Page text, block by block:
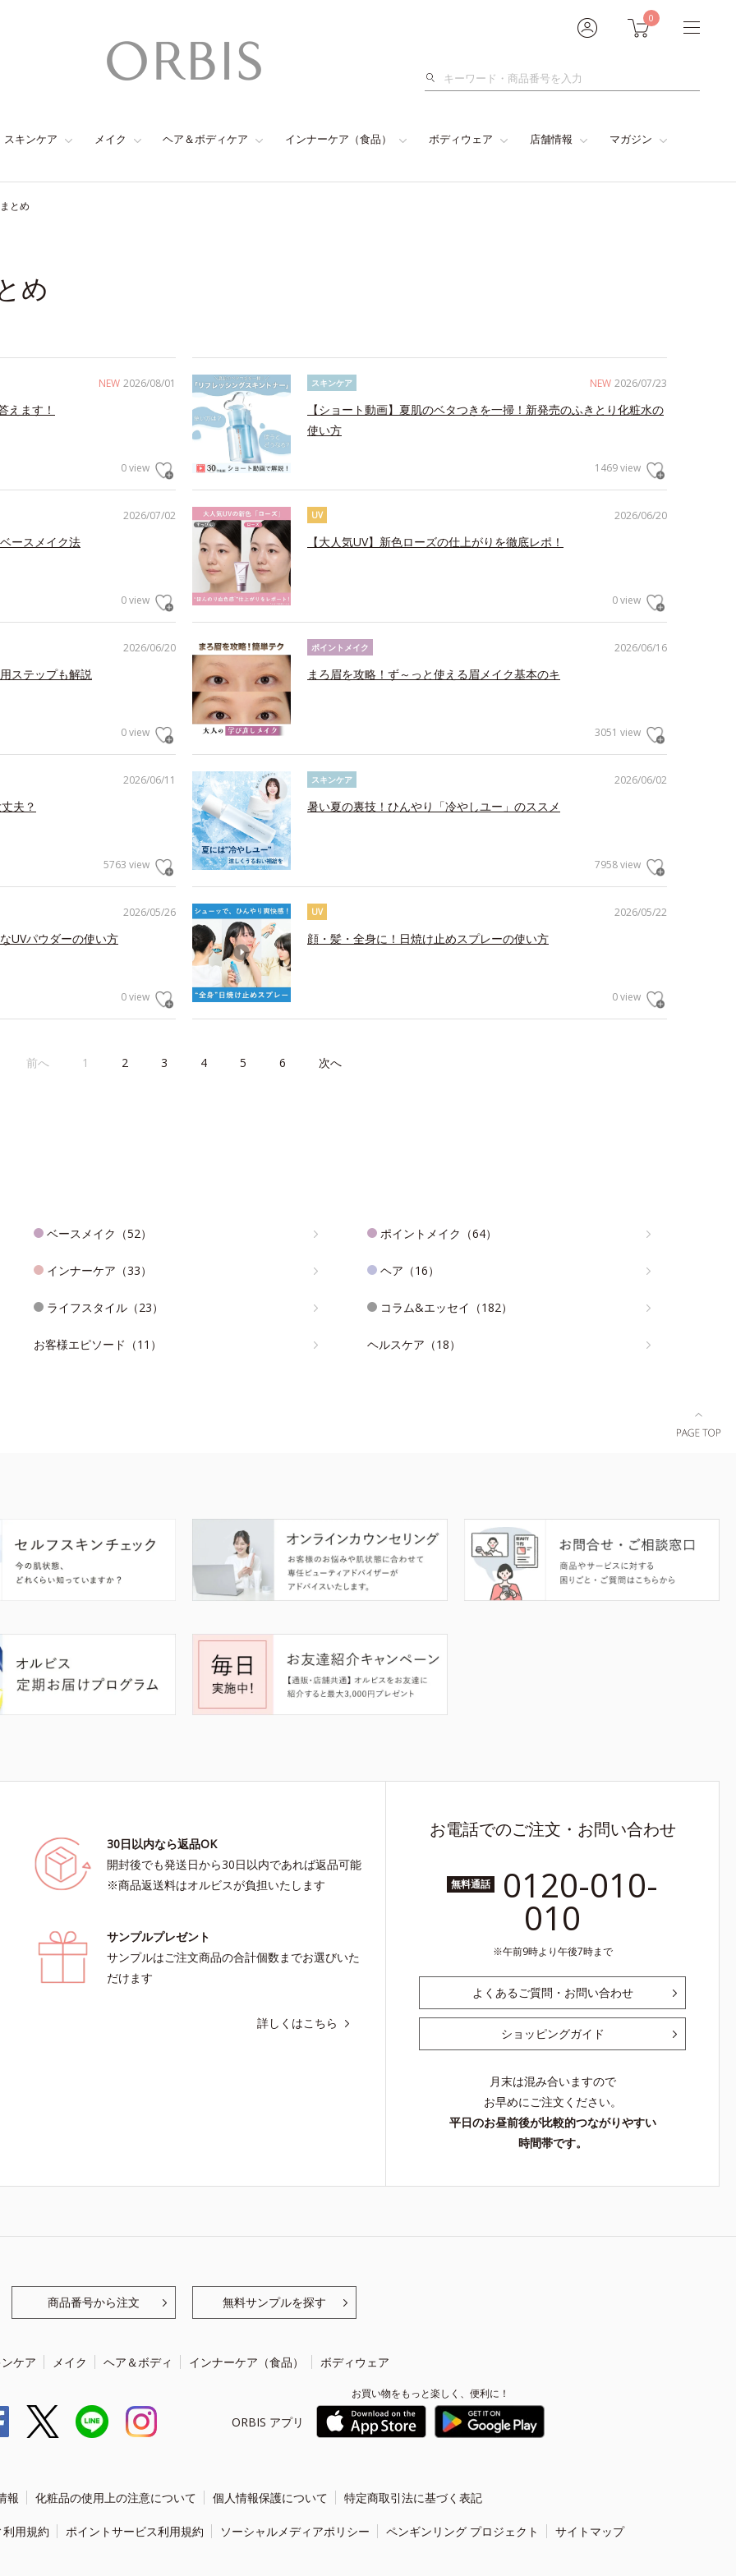
0
検
スキンケア メイク ヘア＆ボディケア インナーケア（食品） ボディウェア 店舗情報 マガジン
とめ
め
NEW 2026/08/01
えます！
0 view
NEW 2026/07/23
スキンケア
【ショート動画】夏肌のベタつきを一掃！新発売のふきとり化粧水の
使い方
1469 view
2026/07/02
ースメイク法
0 view
2026/06/20
UV
【大人気UV】新色ローズの仕上がりを徹底レポ！
0 view
2026/06/20
ステップも解説
0 view
2026/06/16
ポイントメイク
まろ眉を攻略！ず～っと使える眉メイク基本のキ
3051 view
2026/06/11
夫？
5763 view
2026/06/02
スキンケア
暑い夏の裏技！ひんやり「冷やしユー」のススメ
7958 view
2026/05/26
UVパウダーの使い方
0 view
2026/05/22
UV
顔・髪・全身に！日焼け止めスプレーの使い方
0 view
前へ 1 2 3 4 5 6 次へ
ベースメイク（52） ポイントメイク（64）
インナーケア（33） ヘア（16）
ライフスタイル（23） コラム&エッセイ（182）
お客様エピソード（11） ヘルスケア（18）
30日以内なら返品OK
開封後でも発送日から30日以内であれば返品可能
※商品返送料はオルビスが負担いたします
サンプルプレゼント
サンプルはご注文商品の合計個数までお選びいた
だけます
詳しくはこちら
お電話でのご注文・お問い合わせ
無料通話 0120-010-
010
午前9時より午後7時まで
よくあるご質問・お問い合わせ
ショッピングガイド
月末は混み合いますので
お早めにご注文ください。
平日のお昼前後が比較的つながりやすい
時間帯です。
商品番号から注文 無料サンプルを探す
ケア メイク ヘア＆ボディ インナーケア（食品） ボディウェア
ORBIS アプリ
お買い物をもっと楽しく、便利に！
報 化粧品の使用上の注意について 個人情報保護について 特定商取引法に基づく表記
用規約 ポイントサービス利用規約 ソーシャルメディアポリシー ペンギンリング プロジェクト サイトマップ